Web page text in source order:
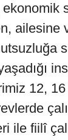
ailesine
12,
ile fiilî